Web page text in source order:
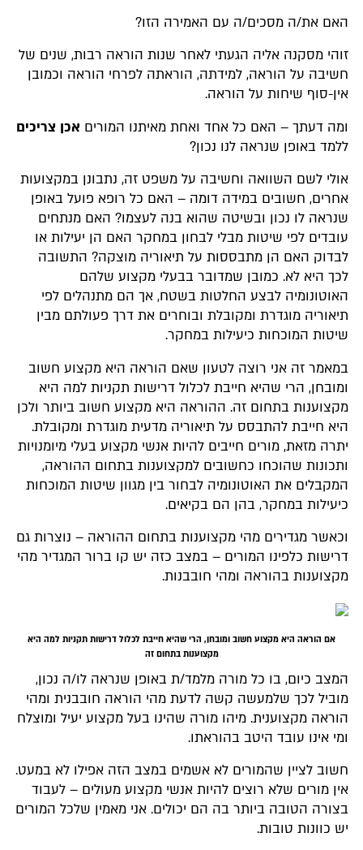
האם את/ה מסכים/ה עם האמירה הזו?
זוהי מסקנה אליה הגעתי לאחר שנות הוראה רבות, שנים של
חשיבה על הוראה, למידתה, הוראתה לפרחי הוראה וכמובן
אין-סוף שיחות על הוראה.
ומה דעתך – האם כל אחד ואחת מאיתנו המורים אכן צריכים
ללמד באופן שנראה לנו נכון?
אולי לשם השוואה וחשיבה על משפט זה, נתבונן במקצועות
אחרים, חשובים במידה דומה – האם כל רופא פועל באופן
שנראה לו נכון ובשיטה שהוא בנה לעצמו? האם מנתחים
עובדים לפי שיטות מבלי לבחון במחקר האם הן יעילות או
לבדוק האם הן מתבססות על תיאוריה מוצקה? התשובה
לכך היא לא. כמובן שמדובר בבעלי מקצוע שלהם
האוטונומיה לבצע החלטות בשטח, אך הם מתנהלים לפי
תיאוריה מוגדרת ומקובלת ובוחרים את דרך פעולתם מבין
שיטות המוכחות כיעילות במחקר.
במאמר זה אני רוצה לטעון שאם הוראה היא מקצוע חשוב
ומובחן, הרי שהיא חייבת לכלול דרישות תקניות למה היא
מקצוענות בתחום זה. ההוראה היא מקצוע חשוב ביותר ולכן
היא חייבת להתבסס על תיאוריה מדעית מוגדרת ומקובלת.
יתרה מזאת, מורים חייבים להיות אנשי מקצוע בעלי מיומנויות
ותכונות שהוכחו כחשובים למקצוענות בתחום ההוראה,
המקבלים את האוטונומיה לבחור בין מגוון שיטות המוכחות
כיעילות במחקר, בהן הם בקיאים.
וכאשר מגדירים מהי מקצוענות בתחום ההוראה – נוצרות גם
דרישות כלפינו המורים – במצב כזה יש קו ברור המגדיר מהי
מקצוענות בהוראה ומהי חובבנות.
אם הוראה היא מקצוע חשוב ומובחן, הרי שהיא חייבת לכלול דרישות תקניות למה היא
מקצוענות בתחום זה
המצב כיום, בו כל מורה מלמד/ת באופן שנראה לו/ה נכון,
מוביל לכך שלמעשה קשה לדעת מהי הוראה חובבנית ומהי
הוראה מקצוענית. מיהו מורה שהינו בעל מקצוע יעיל ומוצלח
ומי אינו עובד היטב בהוראתו.
חשוב לציין שהמורים לא אשמים במצב הזה אפילו לא במעט.
אין מורים שלא רוצים להיות אנשי מקצוע מעולים – לעבוד
בצורה הטובה ביותר בה הם יכולים. אני מאמין שלכל המורים
יש כוונות טובות.